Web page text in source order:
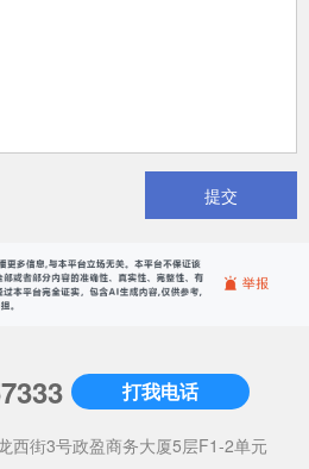
提交
打我电话
西街3号政盈商务大厦5层F1-2单元